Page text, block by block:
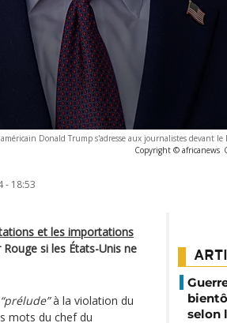
Donald Trump s'adresse aux journalistes devant
Copyright © africanews
- 18:53
et les importations
si les États-Unis ne
“prélude”à la violation du
mots du chef du
selon